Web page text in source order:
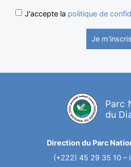
J'accepte la politique de
Je
Parc
du
Direction du Parc
(+222) 45 29 35 10 –